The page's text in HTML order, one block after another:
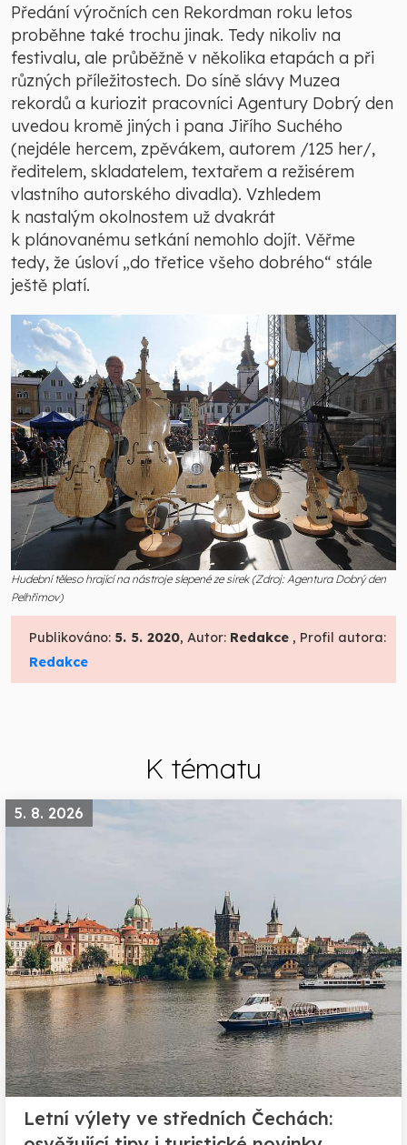
Předání výročních cen Rekordman roku letos
proběhne také trochu jinak. Tedy nikoliv na
festivalu, ale průběžně v několika etapách a při
různých příležitostech. Do síně slávy Muzea
rekordů a kuriozit pracovníci Agentury Dobrý den
uvedou kromě jiných i pana Jiřího Suchého
(nejdéle hercem, zpěvákem, autorem /125 her/,
ředitelem, skladatelem, textařem a režisérem
vlastního autorského divadla). Vzhledem
k nastalým okolnostem už dvakrát
k plánovanému setkání nemohlo dojít. Věřme
tedy, že úsloví „do třetice všeho dobrého“ stále
ještě platí.
Hudební těleso hrající na nástroje slepené ze sirek (Zdroj: Agentura Dobrý den
Pelhřimov)
Publikováno: 5. 5. 2020, Autor: Redakce , Profil autora:
Redakce
K tématu
5. 8. 2026
Letní výlety ve středních Čechách: